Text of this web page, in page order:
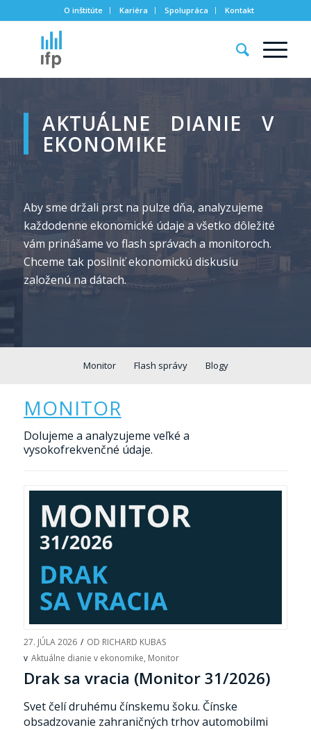
O inštitúte Kariéra Spolupráca Kontakt
AKTUÁLNE DIANIE V
EKONOMIKE
Aby sme držali prst na pulze dňa, analyzujeme
každodenne ekonomické údaje a všetko dôležité
vám prinášame vo flash správach a monitoroch.
Chceme tak posilniť ekonomickú diskusiu
založenú na dátach.
Monitor Flash správy Blogy
MONITOR
Dolujeme a analyzujeme veľké a
vysokofrekvenčné údaje.
27. JÚLA 2026 / OD RICHARD KUBAS
v Aktuálne dianie v ekonomike, Monitor
Drak sa vracia (Monitor 31/2026)
Svet čelí druhému čínskemu šoku. Čínske
obsadzovanie zahraničných trhov automobilmi